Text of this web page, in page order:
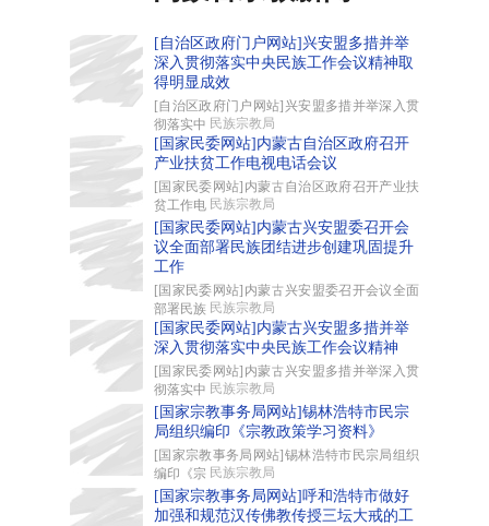
[自治区政府门户网站]兴安盟多措并举
深入贯彻落实中央民族工作会议精神取
得明显成效
[自治区政府门户网站]兴安盟多措并举深入贯
彻落实中 民族宗教局
[国家民委网站]内蒙古自治区政府召开
产业扶贫工作电视电话会议
[国家民委网站]内蒙古自治区政府召开产业扶
贫工作电 民族宗教局
[国家民委网站]内蒙古兴安盟委召开会
议全面部署民族团结进步创建巩固提升
工作
[国家民委网站]内蒙古兴安盟委召开会议全面
部署民族 民族宗教局
[国家民委网站]内蒙古兴安盟多措并举
深入贯彻落实中央民族工作会议精神
[国家民委网站]内蒙古兴安盟多措并举深入贯
彻落实中 民族宗教局
[国家宗教事务局网站]锡林浩特市民宗
局组织编印《宗教政策学习资料》
[国家宗教事务局网站]锡林浩特市民宗局组织
编印《宗 民族宗教局
[国家宗教事务局网站]呼和浩特市做好
加强和规范汉传佛教传授三坛大戒的工